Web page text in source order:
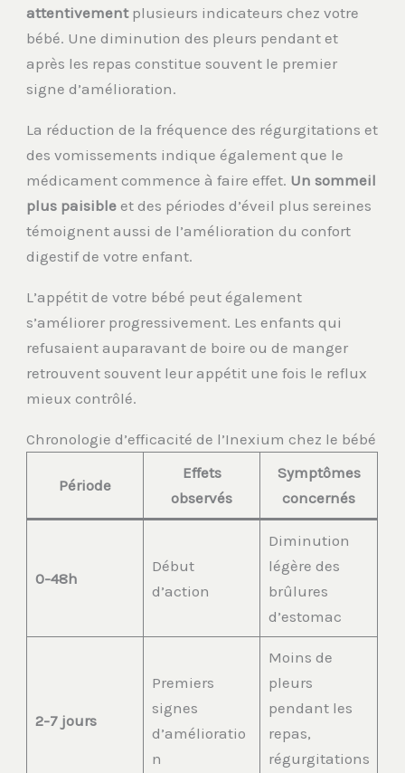
attentivementplusieurs indicateurs chez votre
bébé. Une diminution des pleurs pendant et
après les repas constitue souvent le premier
signe d’amélioration.
La réduction de la fréquence des régurgitations et
des vomissements indique également que le
médicament commence à faire effet. Un sommeil
plus paisible et des périodes d’éveil plus sereines
témoignent aussi de l’amélioration du confort
digestif de votre enfant.
L’appétit de votre bébé peut également
s’améliorer progressivement. Les enfants qui
refusaient auparavant de boire ou de manger
retrouvent souvent leur appétit une fois le reflux
mieux contrôlé.
Chronologie d’efficacité de l’Inexium chez le bébé
Période
Effets
observés
Symptômes
concernés
0-48h
Début
d’action
Diminution
légère des
brûlures
d’estomac
2-7 jours
Premiers
signes
d’amélioratio
n
Moins de
pleurs
pendant les
repas,
régurgitations